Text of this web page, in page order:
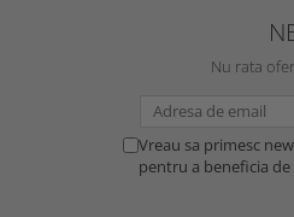
Nu rata
Vreau sa primesc
pentru a beneficia de